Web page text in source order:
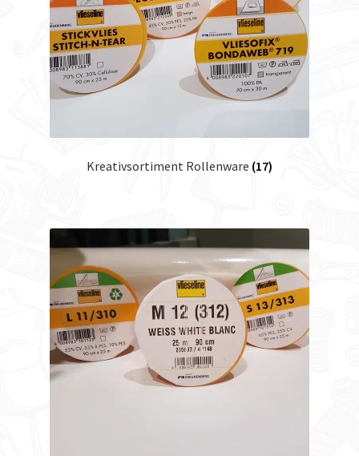
Kreativsortiment Rollenware (17)